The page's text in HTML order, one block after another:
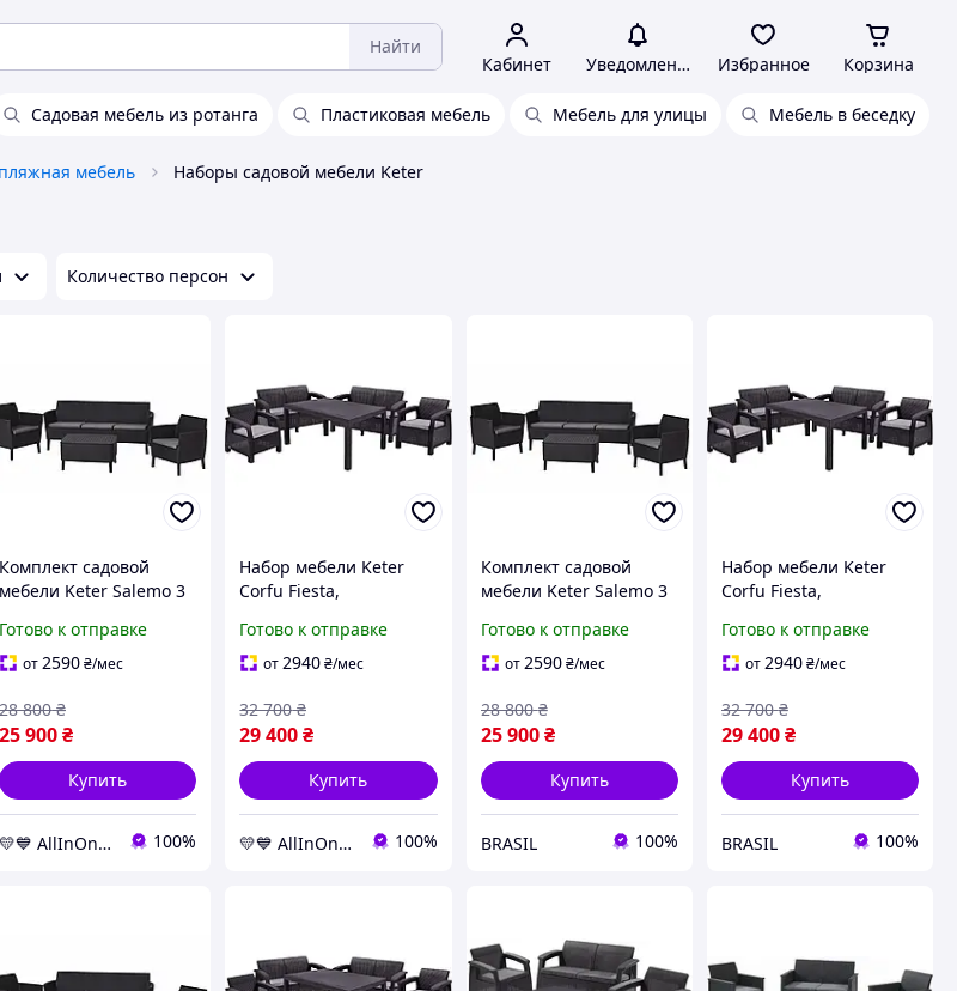
Найти
Кабинет Уведомления Избранное Корзина
Садовая мебель из ротанга Пластиковая мебель Мебель для улицы Мебель в беседку
мебель Наборы садовой мебели Keter
Количество персон
Комплект садовой
мебели Keter Salemo 3
AllInOne -market-
without-queues-
Готово к отправке
от2590₴/мес
25 900₴
28 800 ₴
Купить
💛💙 AllInOne - находи все необходимое в одном магазине! 100%
Набор мебели Keter
Corfu Fiesta,
market-without-queues-
Готово к отправке
от2940₴/мес
29 400₴
32 700 ₴
Купить
💛💙 AllInOne - находи все необходимое в одном магазине! 100%
Комплект садовой
мебели Keter Salemo 3
:BRASIL:
Готово к отправке
от2590 ₴/мес
25 900 ₴
28 800 ₴
Купить
BRASIL 100%
Набор мебели Keter
Corfu Fiesta,
Готово к отправке
от2940₴/мес
29 400₴
32 700 ₴
Купить
BRASIL 100%